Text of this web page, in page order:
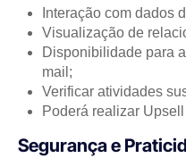
Interação com dados
Visualização de
Disponibilidade para
mail;
Verificar atividades
Poderá realizar
Segurança e